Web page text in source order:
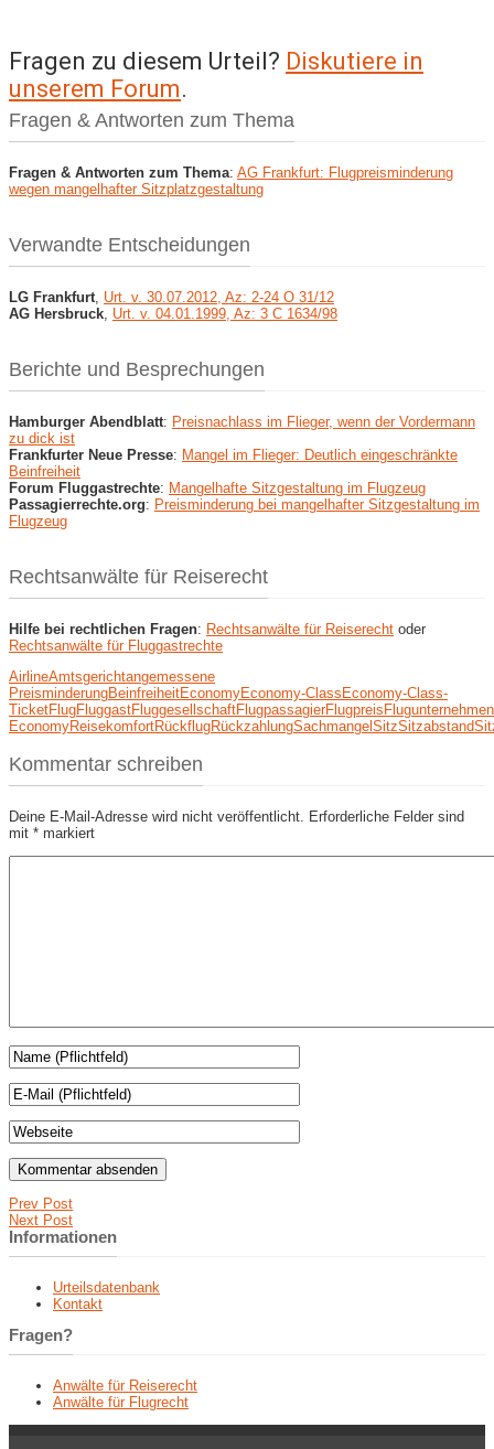
Fragen zu diesem Urteil? Diskutiere in
unserem Forum.
Fragen & Antworten zum Thema
Fragen & Antworten zum Thema: AG Frankfurt: Flugpreisminderung
wegen mangelhafter Sitzplatzgestaltung
Verwandte Entscheidungen
LG Frankfurt Urt. v. 30.07.2012, Az: 2-24 O 31/12
AG Hersbruck Urt. v. 04.01.1999, Az: 3 C 1634/98
Berichte und Besprechungen
Hamburger Abendblatt: Preisnachlass im Flieger, wenn der Vordermann
zu dick ist
Frankfurter Neue Presse: Mangel im Flieger: Deutlich eingeschränkte
Beinfreiheit
Forum Fluggastrechte: Mangelhafte Sitzgestaltung im Flugzeug
Passagierrechte.org: Preisminderung bei mangelhafter Sitzgestaltung im
Flugzeug
Rechtsanwälte für Reiserecht
Hilfe bei rechtlichen Fragen: Rechtsanwälte für Reiserecht oder
Rechtsanwälte für Fluggastrechte
AirlineAmtsgerichtangemessene
PreisminderungBeinfreiheitEconomyEconomy-ClassEconomy-Class-
TicketFlugFluggastFluggesellschaftFlugpassagierFlugpreisFlugunternehmen
EconomyReisekomfortRückflugRückzahlungSachmangelSitzSitzabstand
Kommentar schreiben
Deine E-Mail-Adresse wird nicht veröffentlicht. Erforderliche Felder sind
mit * markiert
Prev Post
Next Post
Informationen
Urteilsdatenbank
Kontakt
Fragen?
Anwälte für Reiserecht
Anwälte für Flugrecht